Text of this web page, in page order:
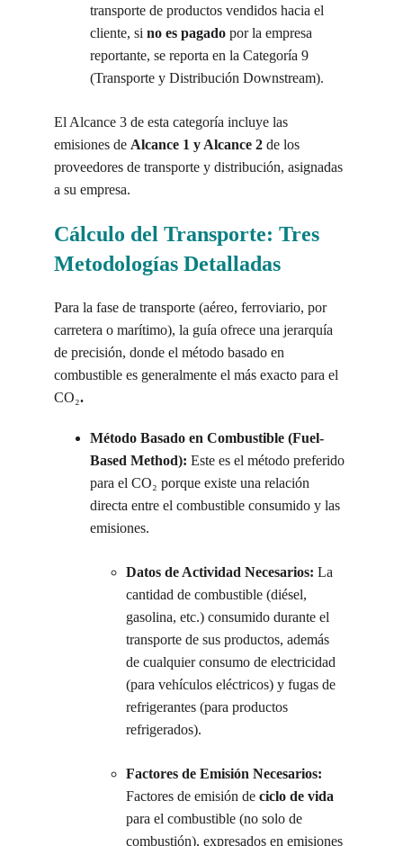
transporte de productos vendidos hacia el
cliente, si no es pagado por la empresa
reportante, se reporta en la Categoría 9
(Transporte y Distribución Downstream).
El Alcance 3 de esta categoría incluye las
emisiones de Alcance 1 y Alcance 2 de los
proveedores de transporte y distribución, asignadas
a su empresa.
Cálculo del Transporte: Tres
Metodologías Detalladas
Para la fase de transporte (aéreo, ferroviario, por
carretera o marítimo), la guía ofrece una jerarquía
de precisión, donde el método basado en
combustible es generalmente el más exacto para el
CO₂.
Método Basado en Combustible (Fuel-
Based Method): Este es el método preferido
para el CO₂ porque existe una relación
directa entre el combustible consumido y las
emisiones.
Datos de Actividad Necesarios: La
cantidad de combustible (diésel,
gasolina, etc.) consumido durante el
transporte de sus productos, además
de cualquier consumo de electricidad
(para vehículos eléctricos) y fugas de
refrigerantes (para productos
refrigerados).
Factores de Emisión Necesarios:
Factores de emisión de ciclo de vida
para el combustible (no solo de
combustión), expresados en emisiones